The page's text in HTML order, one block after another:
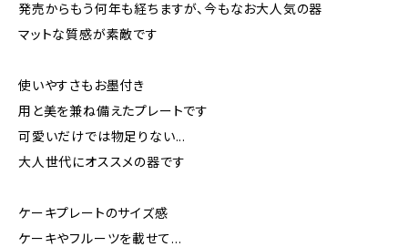
発売からもう何年も経ちますが、今もなお大人気の器
マットな質感が素敵です
使いやすさもお墨付き
用と美を兼ね備えたプレートです
可愛いだけでは物足りない...
大人世代にオススメの器です
ケーキプレートのサイズ感
ケーキやフルーツを載せて…